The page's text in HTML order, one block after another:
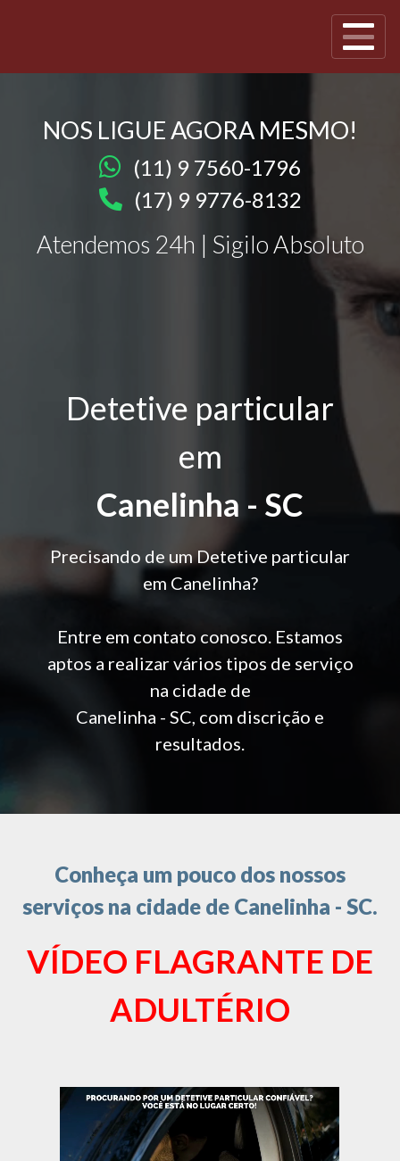
NOS LIGUE AGORA MESMO!
(11) 9 7560-1796
(17) 9 9776-8132
Atendemos 24h | Sigilo Absoluto
Detetive particular
em
Canelinha - SC
Precisando de um Detetive particular
em Canelinha?
Entre em contato conosco. Estamos
aptos a realizar vários tipos de serviço
na cidade de
Canelinha - SC, com discrição e
resultados.
Conheça um pouco dos nossos
serviços na cidade de Canelinha - SC.
VÍDEO FLAGRANTE DE
ADULTÉRIO